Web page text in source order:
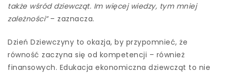
także wśród dziewcząt. Im więcej wiedzy, tym mniej
zależności” – zaznacza.
Dzień Dziewczyny to okazja, by przypomnieć, że
równość zaczyna się od kompetencji – również
finansowych. Edukacja ekonomiczna dziewcząt to nie